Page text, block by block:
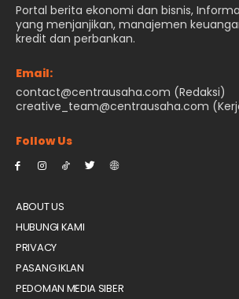
Portal berita ekonomi dan bisnis,
yang menjanjikan, manajemen
kredit dan perbankan.
Email:
contact@centrausaha.com (Redaksi)
creative_team@centrausaha.com
Follow Us
ABOUT US
HUBUNGI KAMI
PRIVACY
PASANG IKLAN
PEDOMAN MEDIA SIBER